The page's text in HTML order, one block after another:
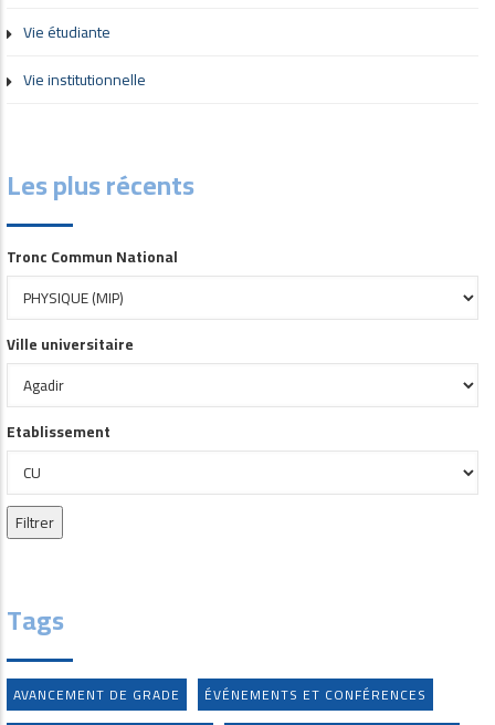
Vie étudiante
Vie institutionnelle
Les plus récents
Tronc Commun National
Ville universitaire
Etablissement
Tags
AVANCEMENT DE GRADE
ÉVÉNEMENTS ET CONFÉRENCES